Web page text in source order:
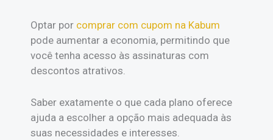
Optar por comprar com cupom na Kabum
pode aumentar a economia, permitindo que
você tenha acesso às assinaturas com
descontos atrativos.
Saber exatamente o que cada plano oferece
ajuda a escolher a opção mais adequada às
suas necessidades e interesses.